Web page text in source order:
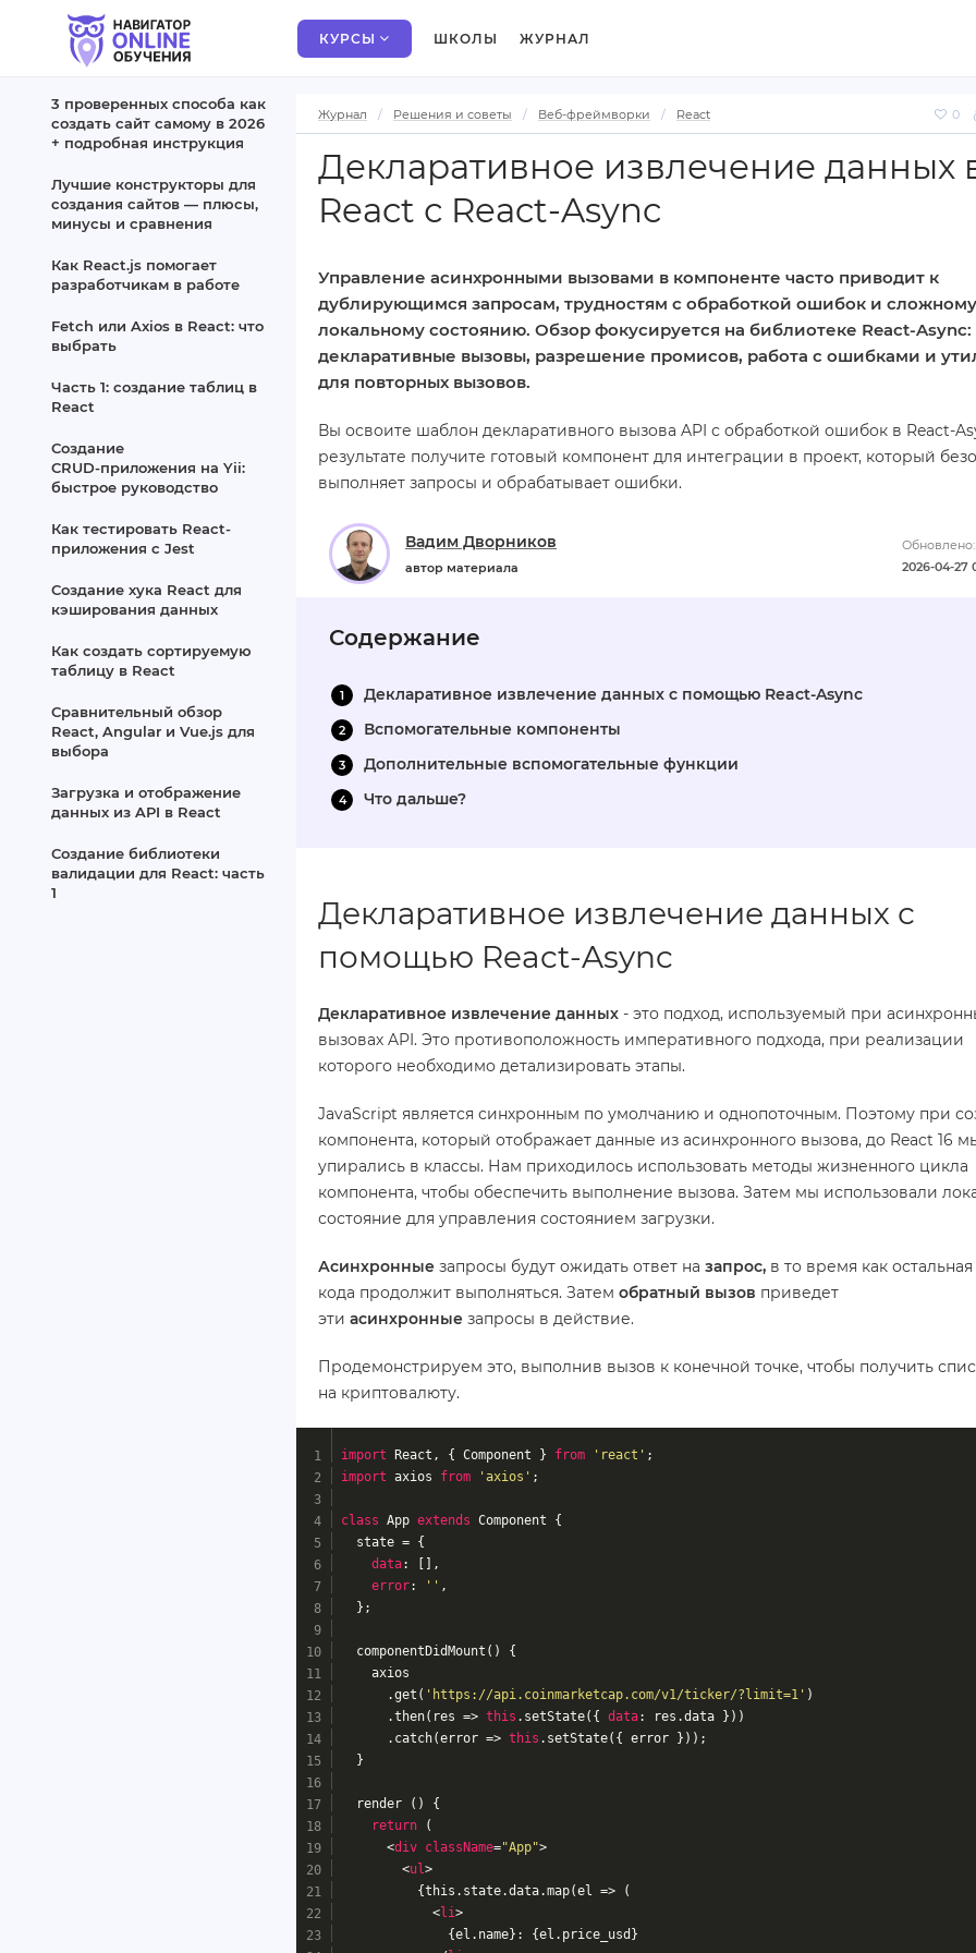
КУРСЫ ШКОЛЫ ЖУРНАЛ
Журнал Решения и советы Веб-фреймворки React 0
Декларативное извлечение данных
React с React‑Async
Управление асинхронными вызовами в компоненте часто приводит к
дублирующимся запросам, трудностям с обработкой ошибок и сложному
локальному состоянию. Обзор фокусируется на библиотеке React-Async:
декларативные вызовы, разрешение промисов, работа с ошибками и
для повторных вызовов.
Вы освоите шаблон декларативного вызова API с обработкой ошибок в React-
результате получите готовый компонент для интеграции в проект, который
выполняет запросы и обрабатывает ошибки.
Обновлено:
2026-04-27
Вадим Дворников
автор материала
Содержание
Декларативное извлечение данных с помощью React-Async
Вспомогательные компоненты
Дополнительные вспомогательные функции
Что дальше?
Декларативное извлечение данных с
помощью React-Async
Декларативное извлечение данных - это подход, используемый при
вызовах API. Это противоположность императивного подхода, при реализации
которого необходимо детализировать этапы.
JavaScript является синхронным по умолчанию и однопоточным. Поэтому при
компонента, который отображает данные из асинхронного вызова, до React 16
упирались в классы. Нам приходилось использовать методы жизненного цикла
компонента, чтобы обеспечить выполнение вызова. Затем мы использовали
состояние для управления состоянием загрузки.
Асинхронные запросы будут ожидать ответ на запрос, в то время как остальная
кода продолжит выполняться. Затем обратный вызов приведет
эти асинхронные запросы в действие.
Продемонстрируем это, выполнив вызов к конечной точке, чтобы получить
на криптовалюту.
import React, { Component } from 'react' ;
import axios from 'axios' ;
class App extends Component
{
  state = {
data: [],
error: '' ,
  };
  componentDidMount() {
    axios
      .get(
'https://api.coinmarketcap.com/v1/ticker/?limit=1' )
      .then(
res => this .setState({ data: res.data }))
      .catch(
error => this .setState({ error }));
  }
  render () {
return (
<div className="App">
<ul>
          {this.state.data.map(el => (
<li>
              {el.name}: {el.price_usd}
3 проверенных способа как
создать сайт самому в 2026
+ подробная инструкция
Лучшие конструкторы для
создания сайтов — плюсы,
минусы и сравнения
Как React.js помогает
разработчикам в работе
Fetch или Axios в React: что
выбрать
Часть 1: создание таблиц в
React
Создание
CRUD‑приложения на Yii:
быстрое руководство
Как тестировать React-
приложения с Jest
Создание хука React для
кэширования данных
Как создать сортируемую
таблицу в React
Сравнительный обзор
React, Angular и Vue.js для
выбора
Загрузка и отображение
данных из API в React
Создание библиотеки
валидации для React: часть
1